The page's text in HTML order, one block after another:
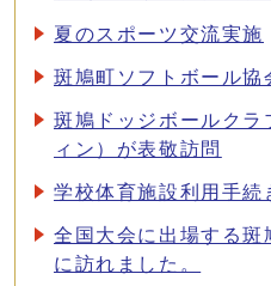
夏のスポーツ交流実施
斑鳩町ソフトボール協
斑鳩ドッジボールク
ィン）が表敬訪問
学校体育施設利用手続
全国大会に出場する斑
に訪れました。